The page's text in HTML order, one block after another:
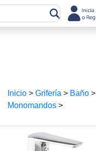
Inicio> Grifería > Baño>
Monomandos>